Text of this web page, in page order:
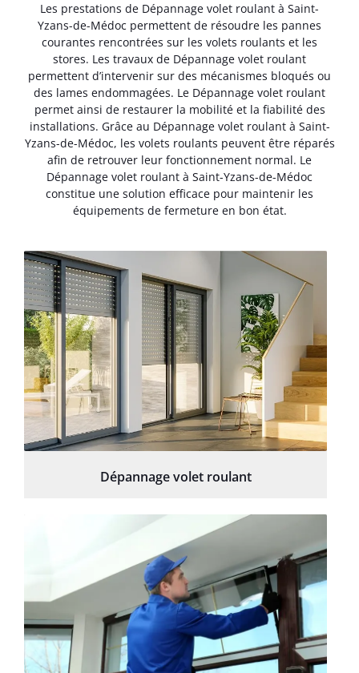
Les prestations de Dépannage volet roulant à Saint-
Yzans-de-Médoc permettent de résoudre les pannes
courantes rencontrées sur les volets roulants et les
stores. Les travaux de Dépannage volet roulant
permettent d’intervenir sur des mécanismes bloqués ou
des lames endommagées. Le Dépannage volet roulant
permet ainsi de restaurer la mobilité et la fiabilité des
installations. Grâce au Dépannage volet roulant à Saint-
Yzans-de-Médoc, les volets roulants peuvent être réparés
afin de retrouver leur fonctionnement normal. Le
Dépannage volet roulant à Saint-Yzans-de-Médoc
constitue une solution efficace pour maintenir les
équipements de fermeture en bon état.
Dépannage volet roulant